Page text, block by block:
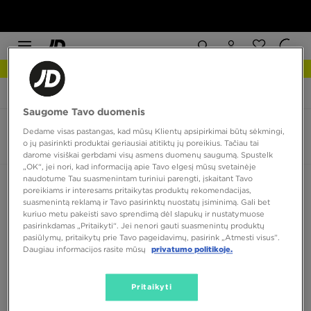
JD Sports Helly Hansen The Forester
Helly Hansen The Forester
0 produktų
Rūšiuoti:Rekomenduojama Filtruoti
Nėra produktų, kuriuos būtų galima parodyti
Saugome Tavo duomenis
Dedame visas pastangas, kad mūsų Klientų apsipirkimai būtų sėkmingi,
o jų pasirinkti produktai geriausiai atitiktų jų poreikius. Tačiau tai
darome visiškai gerbdami visų asmens duomenų saugumą. Spustelk
„OK“, jei nori, kad informaciją apie Tavo elgesį mūsų svetainėje
naudotume Tau suasmenintam turiniui parengti, įskaitant Tavo
poreikiams ir interesams pritaikytas produktų rekomendacijas,
suasmenintą reklamą ir Tavo pasirinktų nuostatų įsiminimą. Gali bet
kuriuo metu pakeisti savo sprendimą dėl slapukų ir nustatymuose
pasirinkdamas „Pritaikyti“. Jei nenori gauti suasmenintų produktų
pasiūlymų, pritaikytų prie Tavo pageidavimų, pasirink „Atmesti visus”.
Daugiau informacijos rasite mūsų
privatumo politikoje.
Pritaikyti